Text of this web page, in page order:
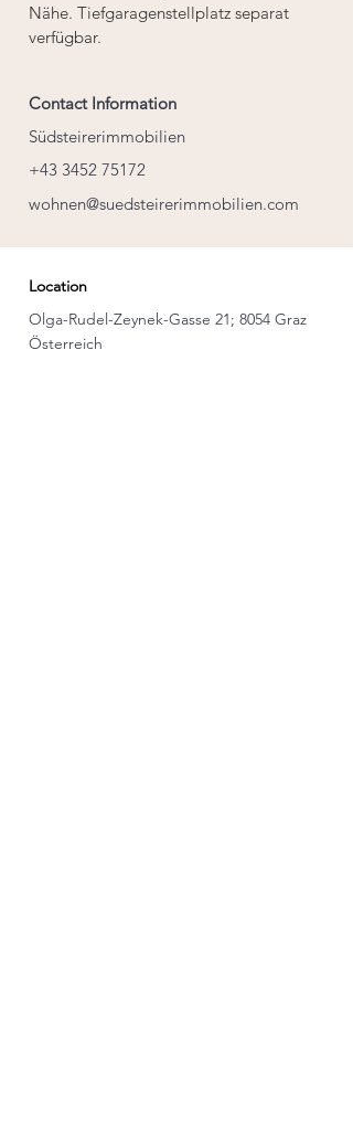
Nähe. Tiefgaragenstellplatz separat
verfügbar.
Contact Information
Südsteirerimmobilien
+43 3452 75172
wohnen@suedsteirerimmobilien.com
Location
Olga-Rudel-Zeynek-Gasse 21; 8054 Graz
Österreich